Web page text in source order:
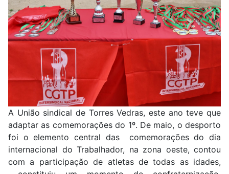
A União sindical de Torres Vedras, este ano teve que
adaptar as comemorações do 1º. De maio, o desporto
foi o elemento central das comemorações do dia
internacional do Trabalhador, na zona oeste, contou
com a participação de atletas de todas as idades,